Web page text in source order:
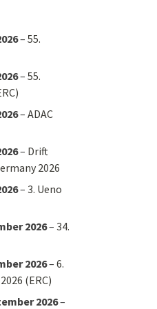
– 55.
– 55.
– ADAC
– Drift
2026
– 3. Ueno
2026– 34.
2026– 6.
(ERC)
2026–